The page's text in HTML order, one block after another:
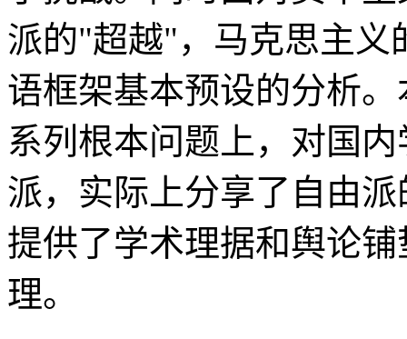
派的"超越"，马克思主义
语框架基本预设的分析
系列根本问题上，对国
派，实际上分享了自由
提供了学术理据和舆论
理。